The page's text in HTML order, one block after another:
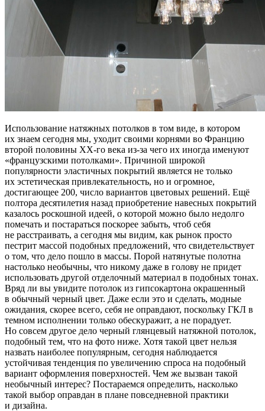
Использование натяжных потолков в том виде, в котором
их знаем сегодня мы, уходит своими корнями во Францию
второй половины ХХ-го века из-за чего их иногда именуют
«французскими потолками». Причиной широкой
популярности эластичных покрытий является не только
их эстетическая привлекательность, но и огромное,
достигающее 200, число вариантов цветовых решений. Ещё
полтора десятилетия назад приобретение навесных покрытий
казалось роскошной идеей, о которой можно было недолго
помечать и постараться поскорее забыть, чтоб себя
не расстраивать, а сегодня мы видим, как рынок просто
пестрит массой подобных предложений, что свидетельствует
о том, что дело пошло в массы. Порой натянутые полотна
настолько необычны, что никому даже в голову не придет
использовать другой отделочный материал в подобных тонах.
Вряд ли вы увидите потолок из гипсокартона окрашенный
в обычный черный цвет. Даже если это и сделать, модные
ожидания, скорее всего, себя не оправдают, поскольку ГКЛ в
темном исполнении только обескуражит, а не порадует.
Но совсем другое дело черный глянцевый натяжной потолок,
подобный тем, что на фото ниже. Хотя такой цвет нельзя
назвать наиболее популярным, сегодня наблюдается
устойчивая тенденция по увеличению спроса на подобный
вариант оформления поверхностей. Чем же вызван такой
необычный интерес? Постараемся определить, насколько
такой выбор оправдан в плане повседневной практики
и дизайна.